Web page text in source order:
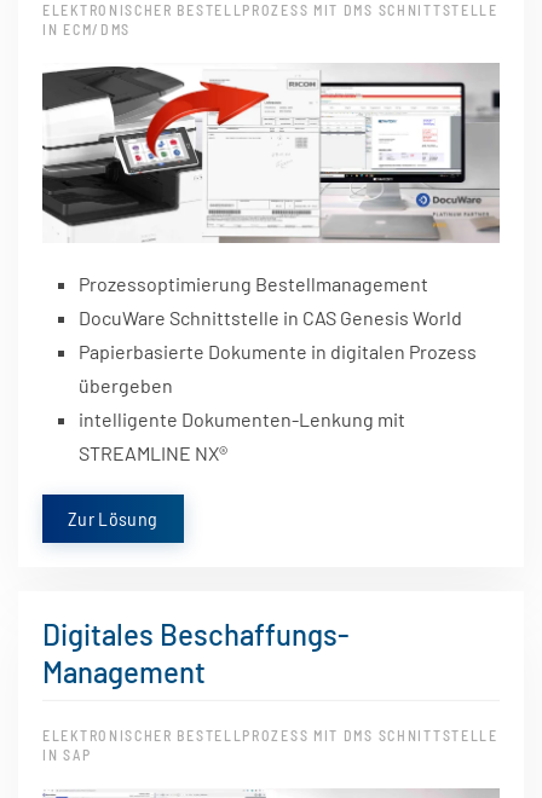
ELEKTRONISCHER BESTELLPROZESS MIT DMS SCHNITTSTELLE
IN ECM/DMS
Prozessoptimierung Bestellmanagement
DocuWare Schnittstelle in CAS Genesis World
Papierbasierte Dokumente in digitalen Prozess
übergeben
intelligente Dokumenten-Lenkung mit
STREAMLINE NX®
Zur Lösung
Digitales Beschaffungs-
Management
ELEKTRONISCHER BESTELLPROZESS MIT DMS SCHNITTSTELLE
IN SAP